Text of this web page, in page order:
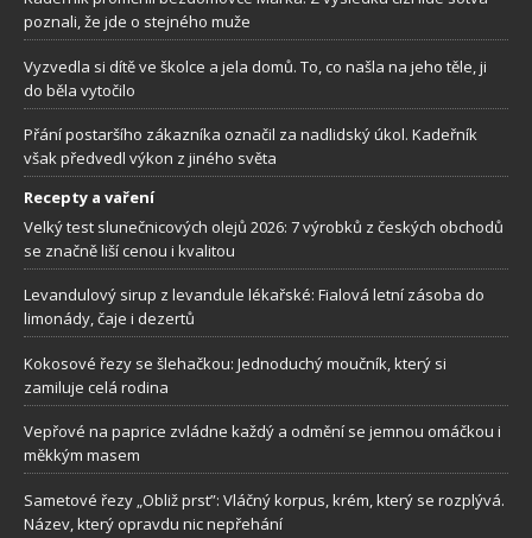
poznali, že jde o stejného muže
Vyzvedla si dítě ve školce a jela domů. To, co našla na jeho těle, ji
do běla vytočilo
Přání postaršího zákazníka označil za nadlidský úkol. Kadeřník
však předvedl výkon z jiného světa
Recepty a vaření
Velký test slunečnicových olejů 2026: 7 výrobků z českých obchodů
se značně liší cenou i kvalitou
Levandulový sirup z levandule lékařské: Fialová letní zásoba do
limonády, čaje i dezertů
Kokosové řezy se šlehačkou: Jednoduchý moučník, který si
zamiluje celá rodina
Vepřové na paprice zvládne každý a odmění se jemnou omáčkou i
měkkým masem
Sametové řezy „Obliž prst”: Vláčný korpus, krém, který se rozplývá.
Název, který opravdu nic nepřehání